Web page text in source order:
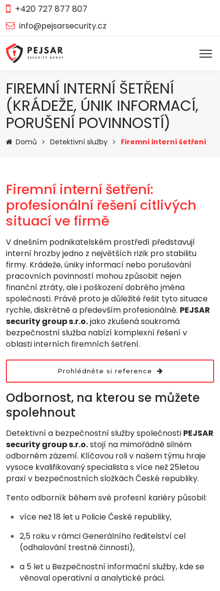
+420 727 877 807
info@pejsarsecurity.cz
FIREMNÍ INTERNÍ ŠETŘENÍ
(KRÁDEŽE, ÚNIK INFORMACÍ,
PORUŠENÍ POVINNOSTÍ)
Domů Detektivní služby Firemní interní šetření
Firemní interní šetření:
profesionální řešení citlivých
situací ve firmě
V dnešním podnikatelském prostředí představují
interní hrozby jedno z největších rizik pro stabilitu
firmy. Krádeže, úniky informací nebo porušování
pracovních povinností mohou způsobit nejen
finanční ztráty, ale i poškození dobrého jména
společnosti. Právě proto je důležité řešit tyto situace
rychle, diskrétně a především profesionálně. PEJSAR
security group s.r.o.jako zkušená soukromá
bezpečnostní služba nabízí komplexní řešení v
oblasti interních firemních šetření.
Prohlédněte si reference
Odbornost, na kterou se můžete
spolehnout
Detektivní a bezpečnostní služby společnosti PEJSAR
security group s.r.o.stojí na mimořádně silném
odborném zázemí. Klíčovou roli v našem týmu hraje
vysoce kvalifikovaný specialista s více než 25letou
praxí v bezpečnostních složkách České republiky.
Tento odborník během své profesní kariéry působil:
více než 18 let u Policie České republiky,
2,5 roku v rámci Generálního ředitelství cel
(odhalování trestné činnosti),
a 5 let u Bezpečnostní informační služby, kde se
věnoval operativní a analytické práci.